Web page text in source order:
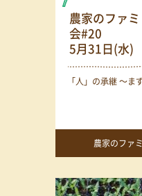
農家のファ
会#20
5月31日(水)
「人」の承継 〜ま
農家のファ